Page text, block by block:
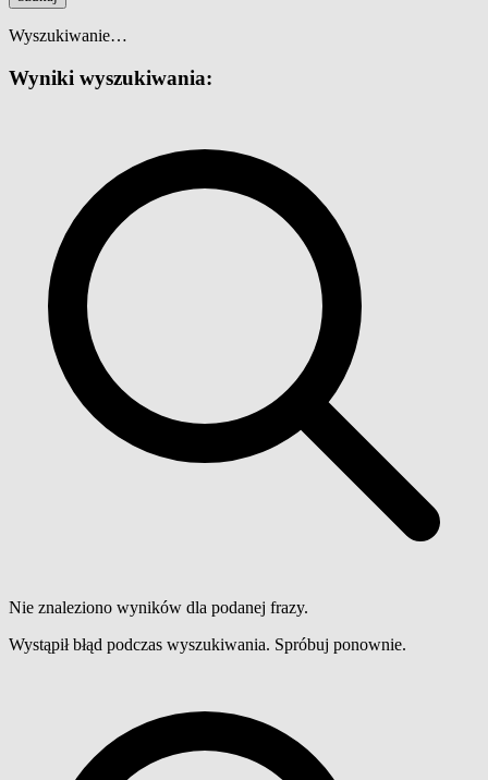
Wyszukiwanie…
Wyniki wyszukiwania:
Nie znaleziono wyników dla podanej frazy.
Wystąpił błąd podczas wyszukiwania. Spróbuj ponownie.